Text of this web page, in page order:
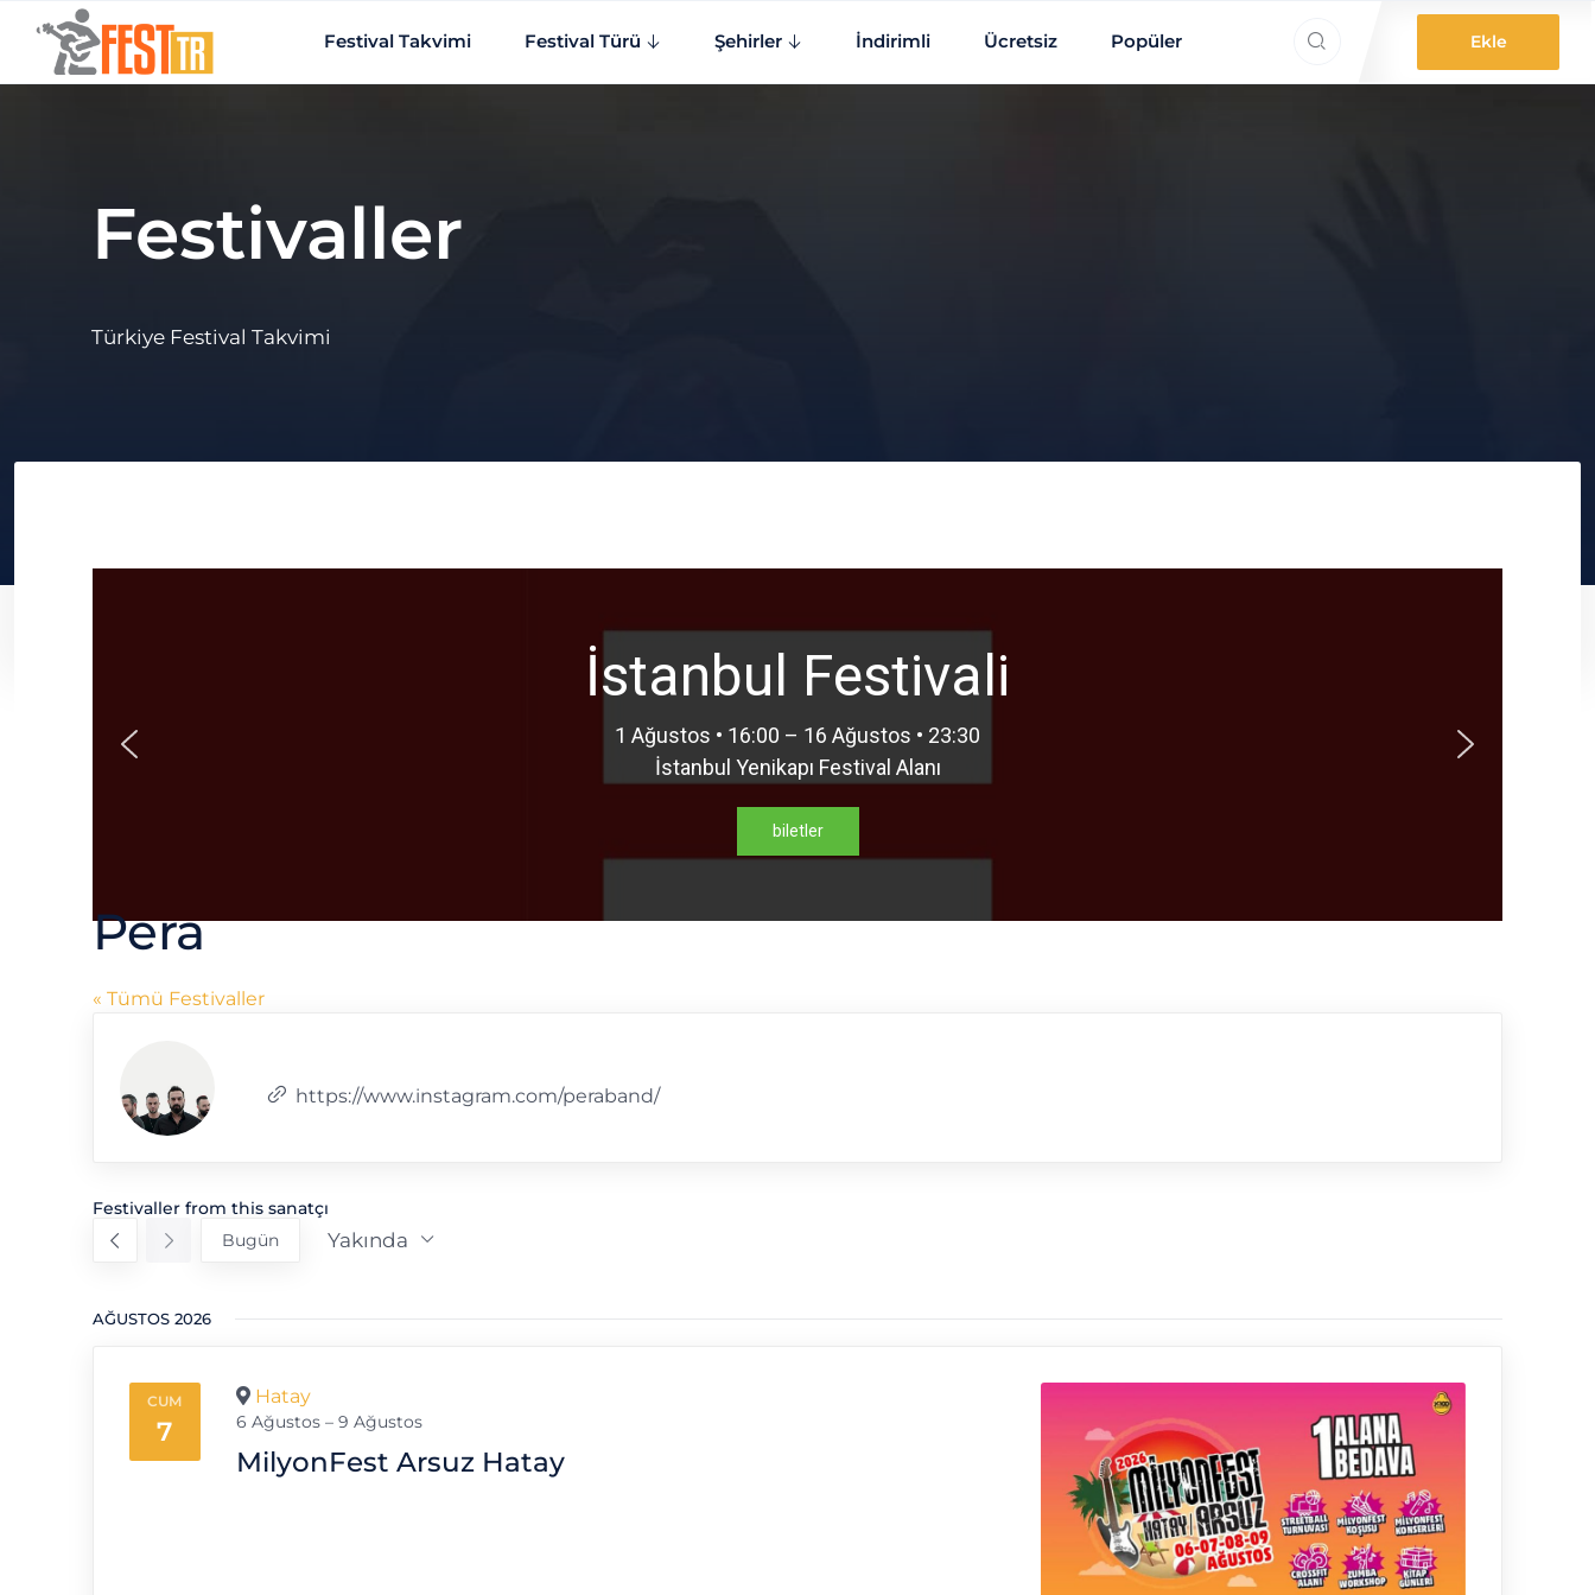
Ana içeriğe atla
Festival Takvimi
Festival Türü Şehirler İndirimli Ücretsiz Popüler Ekle
ne aradınız?
Festivaller
Türkiye Festival Takvimi
İstanbul Festivali
1 Ağustos • 16:00 – 16 Ağustos • 23:30
İstanbul Yenikapı Festival Alanı
biletler
Pera
« Tümü Festivaller
Web
https://www.instagram.com/peraband/
Festivaller from this sanatçı
Bugün Yakında
AĞUSTOS 2026
CUM
7 6 Ağustos – 9 Ağustos
MilyonFest Arsuz Hatay
Hatay